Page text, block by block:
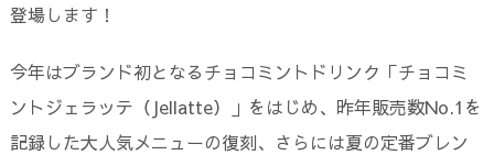
登場します！
今年はブランド初となるチョコミントドリンク「チョコミ
ントジェラッテ（Jellatte）」をはじめ、昨年販売数No.1を
記録した大人気メニューの復刻、さらには夏の定番ブレン